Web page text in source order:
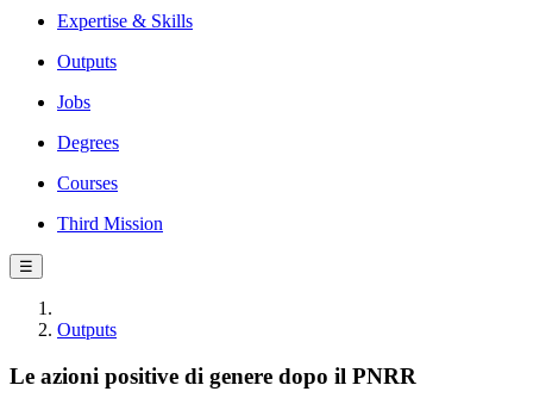
Expertise & Skills
Outputs
Jobs
Degrees
Courses
Third Mission
☰
Outputs
Le azioni positive di genere dopo il PNRR